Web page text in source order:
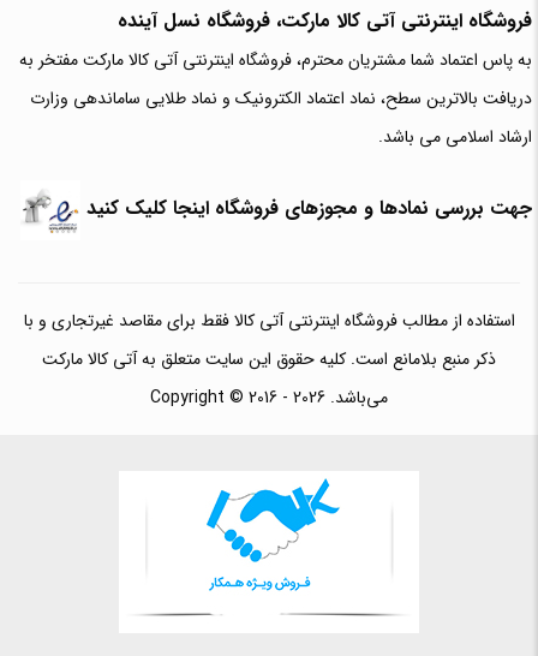
فروشگاه اینترنتی آتی‌ کالا مارکت، فروشگاه نسل آینده
به پاس اعتماد شما مشتریان محترم، فروشگاه اینترنتی آتی کالا مارکت مفتخر به
دریافت بالاترین سطح، نماد اعتماد الکترونیک و نماد طلایی ساماندهی وزارت
ارشاد اسلامی می باشد.
جهت بررسی نمادها و مجوزهای فروشگاه اینجا کلیک کنید
استفاده از مطالب فروشگاه اینترنتی آتی کالا فقط برای مقاصد غیرتجاری و با
ذکر منبع بلامانع است. کلیه حقوق این سایت متعلق به آتی کالا مارکت
می‌باشد. Copyright © 2016 - 2026